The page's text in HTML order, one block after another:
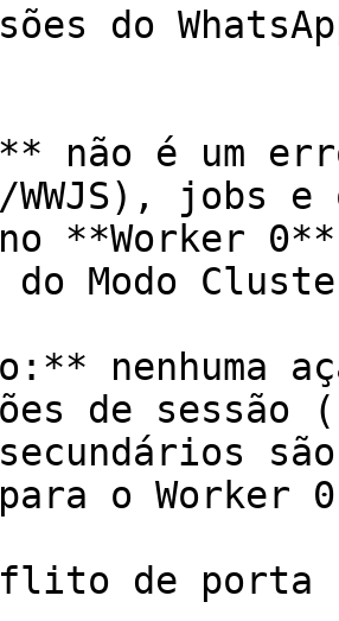
do
não é um
jobs e
**Worker
do Modo
nenhuma
de sessão
o Worker
de porta